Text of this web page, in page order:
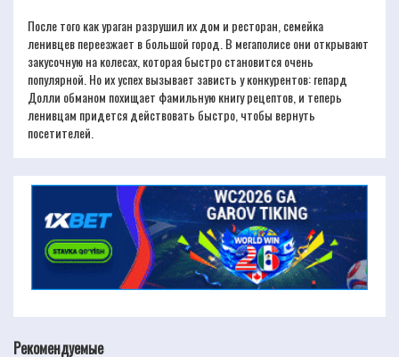
После того как ураган разрушил их дом и ресторан, семейка
ленивцев переезжает в большой город. В мегаполисе они открывают
закусочную на колесах, которая быстро становится очень
популярной. Но их успех вызывает зависть у конкурентов: гепард
Долли обманом похищает фамильную книгу рецептов, и теперь
ленивцам придется действовать быстро, чтобы вернуть
посетителей.
Рекомендуемые